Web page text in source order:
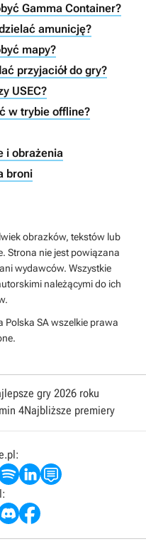
Gamma Container?
amunicję?
mapy?
przyjaciół do gry?
USEC?
w trybie offline?
i obrażenia
broni
obrazków, tekstów lub
Strona nie jest powiązana
wydawców. Wszystkie
należącymi do ich
Polska SA wszelkie prawa
gry 2026 roku
4Najbliższe premiery